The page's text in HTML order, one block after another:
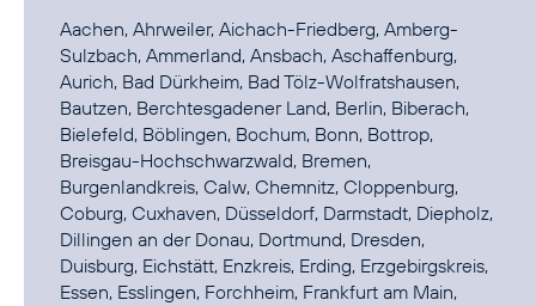
Aachen, Ahrweiler, Aichach-Friedberg, Amberg-
Sulzbach, Ammerland, Ansbach, Aschaffenburg,
Aurich, Bad Dürkheim, Bad Tölz-Wolfratshausen,
Bautzen, Berchtesgadener Land, Berlin, Biberach,
Bielefeld, Böblingen, Bochum, Bonn, Bottrop,
Breisgau-Hochschwarzwald, Bremen,
Burgenlandkreis, Calw, Chemnitz, Cloppenburg,
Coburg, Cuxhaven, Düsseldorf, Darmstadt, Diepholz,
Dillingen an der Donau, Dortmund, Dresden,
Duisburg, Eichstätt, Enzkreis, Erding, Erzgebirgskreis,
Essen, Esslingen, Forchheim, Frankfurt am Main,